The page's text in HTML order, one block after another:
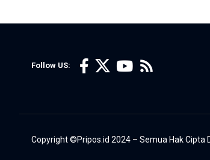
Follow US:
Copyright ©Pripos.id 2024 – Semua Hak Cipta